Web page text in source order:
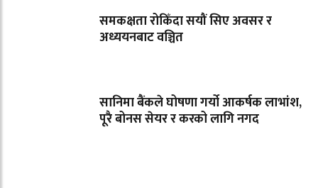
समकक्षता रोकिँदा सयौं सिए अवसर र
अध्ययनबाट वञ्चित
सानिमा बैंकले घोषणा गर्यो आकर्षक लाभांश,
पूरै बोनस सेयर र करको लागि नगद